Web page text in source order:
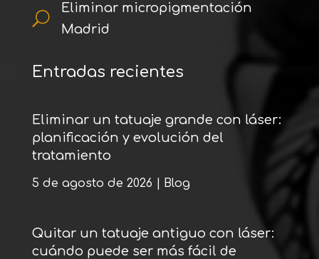
U
Eliminar micropigmentación
Madrid
Entradas recientes
Eliminar un tatuaje grande con láser:
planificación y evolución del
tratamiento
5 de agosto de 2026 Blog
Quitar un tatuaje antiguo con láser:
cuándo puede ser más fácil de